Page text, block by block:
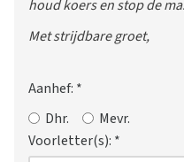
houd koers en stop de
Met strijdbare groet,
Aanhef: *
Dhr.
Mevr.
Voorletter(s): *